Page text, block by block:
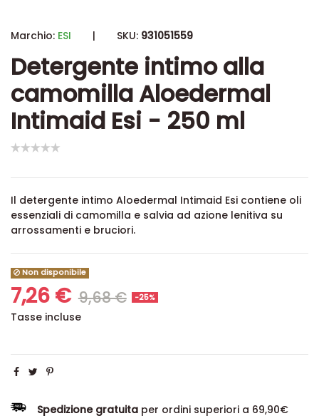
Marchio: ESI | SKU: 931051559
Detergente intimo alla
camomilla Aloedermal
Intimaid Esi - 250 ml
Il detergente intimo Aloedermal Intimaid Esi contiene oli
essenziali di camomilla e salvia ad azione lenitiva su
arrossamenti e bruciori.
Non disponibile
7,26 € 9,68 € -25%
Tasse incluse
Spedizione gratuita per ordini superiori a 69,90€